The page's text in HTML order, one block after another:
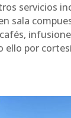
servicios
sala
ello por